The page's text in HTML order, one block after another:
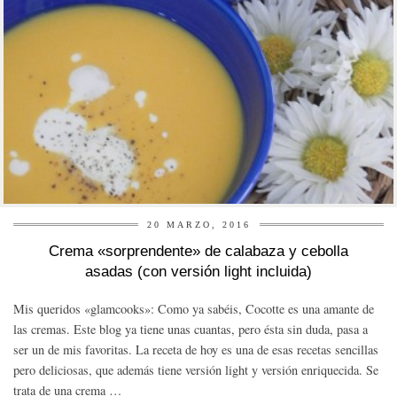
20 MARZO, 2016
Crema «sorprendente» de calabaza y cebolla
asadas (con versión light incluida)
Mis queridos «glamcooks»: Como ya sabéis, Cocotte es una amante de
las cremas. Este blog ya tiene unas cuantas, pero ésta sin duda, pasa a
ser un de mis favoritas. La receta de hoy es una de esas recetas sencillas
pero deliciosas, que además tiene versión light y versión enriquecida. Se
trata de una crema …